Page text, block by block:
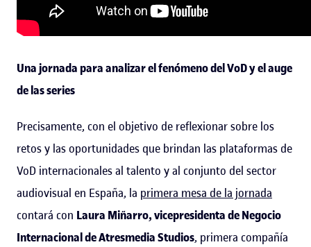
Una jornada para analizar el fenómeno del VoD y el auge
de las series
Precisamente, con el objetivo de reflexionar sobre los
retos y las oportunidades que brindan las plataformas de
VoD internacionales al talento y al conjunto del sector
audiovisual en España, la primera mesa de la jornada
contará con Laura Miñarro, vicepresidenta de Negocio
Internacional de Atresmedia Studios, primera compañía